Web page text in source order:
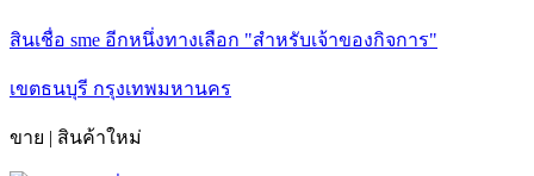
สินเชื่อ sme อีกหนึ่งทางเลือก "สำหรับเจ้าของกิจการ"
เขตธนบุรี กรุงเทพมหานคร
ขาย | สินค้าใหม่